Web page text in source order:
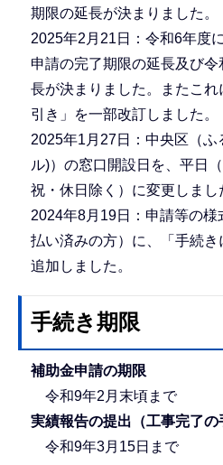
期限の延長が決まりました。
2025年2月21日：令和6年度
申請の完了期限の延長及び
長が決まりました。またこ
引き」を一部改訂しました。
2025年1月27日：中央区（ふ
ル)）の窓口開設日を、平日
祝・休日除く）に変更しまし
2024年8月19日：申請等の様
払い済みの方）に、「手続
追加しました。
手続き期限
補助金申請の期限
令和9年2月末頃まで
実績報告の提出（工事完了の
令和9年3月15日まで